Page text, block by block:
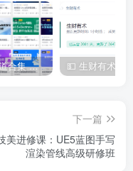
IT类所有渠道合集 持续日更，目前近四千多条资源 年费用户微信私信获取权限
下一篇
美进修课：UE5蓝图手写
渲染管线高级研修班